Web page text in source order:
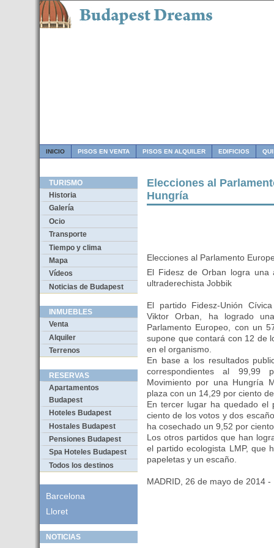
INICIO PISOS EN VENTA PISOS EN ALQUILER EDIFICIOS
TURISMO
Historia
Galería
Ocio
Transporte
Tiempo y clima
Mapa
Vídeos
Noticias de Budapest
INMUEBLES
Venta
Alquiler
Terrenos
RESERVAS
Apartamentos
Budapest
Hoteles Budapest
Hostales Budapest
Pensiones Budapest
Spa Hoteles Budapest
Todos los destinos
Barcelona
Lloret
NOTICIAS
Elecciones al
Hungría
Elecciones al Parlamento
El Fidesz de Orban logra una
ultraderechista Jobbik
El partido Fidesz-Unión
Viktor Orban, ha logrado
Parlamento Europeo, con un
supone que contará con 12 de
en el organismo.
En base a los resultados
correspondientes al 99,99
Movimiento por una Hungría
plaza con un 14,29 por ciento
En tercer lugar ha quedado el
ciento de los votos y dos
ha cosechado un 9,52 por
Los otros partidos que han
el partido ecologista LMP, que
papeletas y un escaño.
MADRID, 26 de mayo de 2014 -